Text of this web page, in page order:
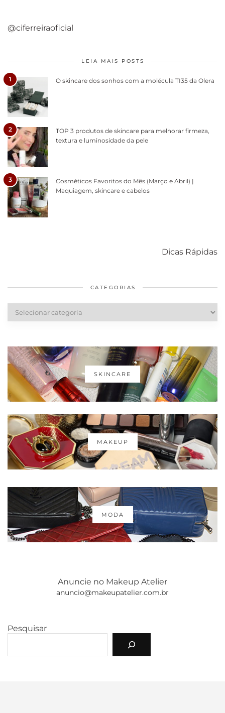
@ciferreiraoficial
LEIA MAIS POSTS
1 O skincare dos sonhos com a molécula TI35 da Olera
2
TOP 3 produtos de skincare para melhorar firmeza,
textura e luminosidade da pele
3
Cosméticos Favoritos do Mês (Março e Abril) |
Maquiagem, skincare e cabelos
Dicas Rápidas
diários
cabelos
CATEGORIAS
Categorias
SKINCARE
MAKEUP
MODA
Anuncie no Makeup Atelier
anuncio@makeupatelier.com.br
Pesquisar